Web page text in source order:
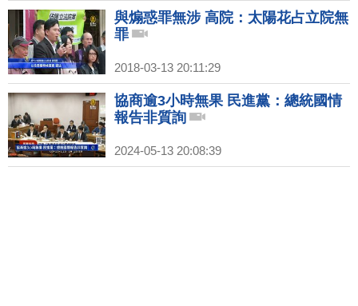
與煽惑罪無涉 高院：太陽花占立院無
罪
2018-03-13 20:11:29
協商逾3小時無果 民進黨：總統國情
報告非質詢
2024-05-13 20:08:39